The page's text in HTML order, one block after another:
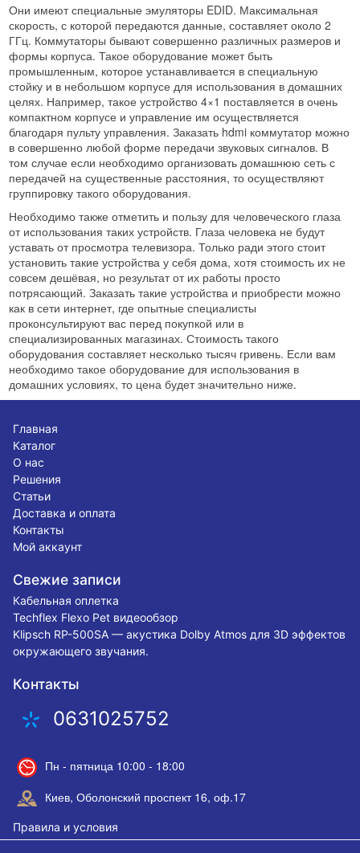
Они имеют специальные эмуляторы EDID. Максимальная
скорость, с которой передаются данные, составляет около 2
ГГц. Коммутаторы бывают совершенно различных размеров и
формы корпуса. Такое оборудование может быть
промышленным, которое устанавливается в специальную
стойку и в небольшом корпусе для использования в домашних
целях. Например, такое устройство 4×1 поставляется в очень
компактном корпусе и управление им осуществляется
благодаря пульту управления. Заказать hdmi коммутатор можно
в совершенно любой форме передачи звуковых сигналов. В
том случае если необходимо организовать домашнюю сеть с
передачей на существенные расстояния, то осуществляют
группировку такого оборудования.
Необходимо также отметить и пользу для человеческого глаза
от использования таких устройств. Глаза человека не будут
уставать от просмотра телевизора. Только ради этого стоит
установить такие устройства у себя дома, хотя стоимость их не
совсем дешёвая, но результат от их работы просто
потрясающий. Заказать такие устройства и приобрести можно
как в сети интернет, где опытные специалисты
проконсультируют вас перед покупкой или в
специализированных магазинах. Стоимость такого
оборудования составляет несколько тысяч гривень. Если вам
необходимо такое оборудование для использования в
домашних условиях, то цена будет значительно ниже.
Главная
Каталог
О нас
Решения
Статьи
Доставка и оплата
Контакты
Мой аккаунт
Свежие записи
Кабельная оплетка
Techflex Flexo Pet видеообзор
Klipsch RP-500SA — акустика Dolby Atmos для 3D эффектов
окружающего звучания.
Контакты
0631025752
Пн - пятница 10:00 - 18:00
Киев, Оболонский проспект 16, оф.17
Правила и условия